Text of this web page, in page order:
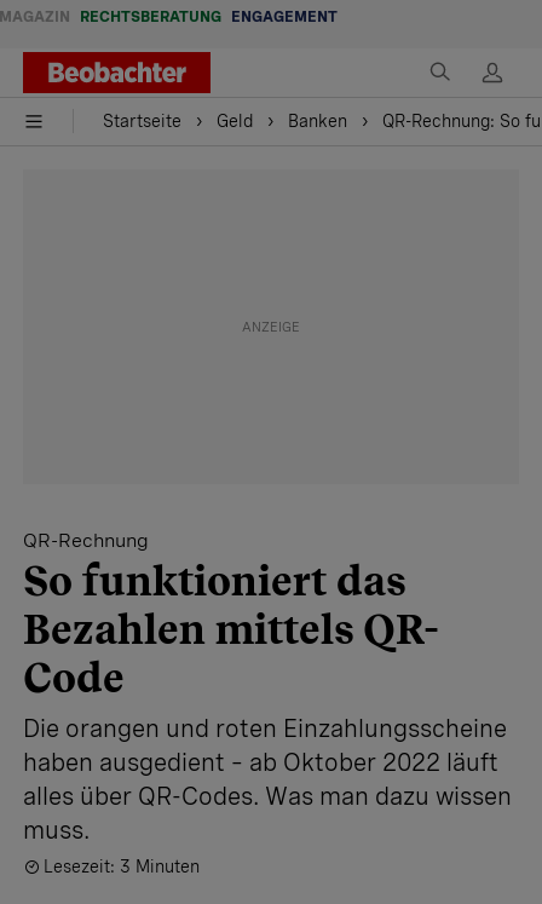
MAGAZIN RECHTSBERATUNG ENGAGEMENT
Startseite Geld Banken QR-Rechnung: So
QR-Rechnung
So funktioniert das
Bezahlen mittels QR-
Code
Die orangen und roten Einzahlungsscheine
haben ausgedient – ab Oktober 2022 läuft
alles über QR-Codes. Was man dazu wissen
muss.
Lesezeit: 3 Minuten